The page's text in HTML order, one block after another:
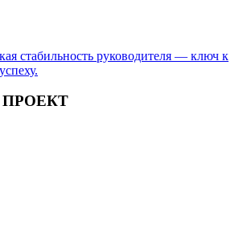
стабильность руководителя — ключ к